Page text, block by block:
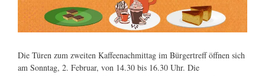
Die Türen zum zweiten Kaffeenachmittag im Bürgertreff öffnen sich
am Sonntag, 2. Februar, von 14.30 bis 16.30 Uhr. Die